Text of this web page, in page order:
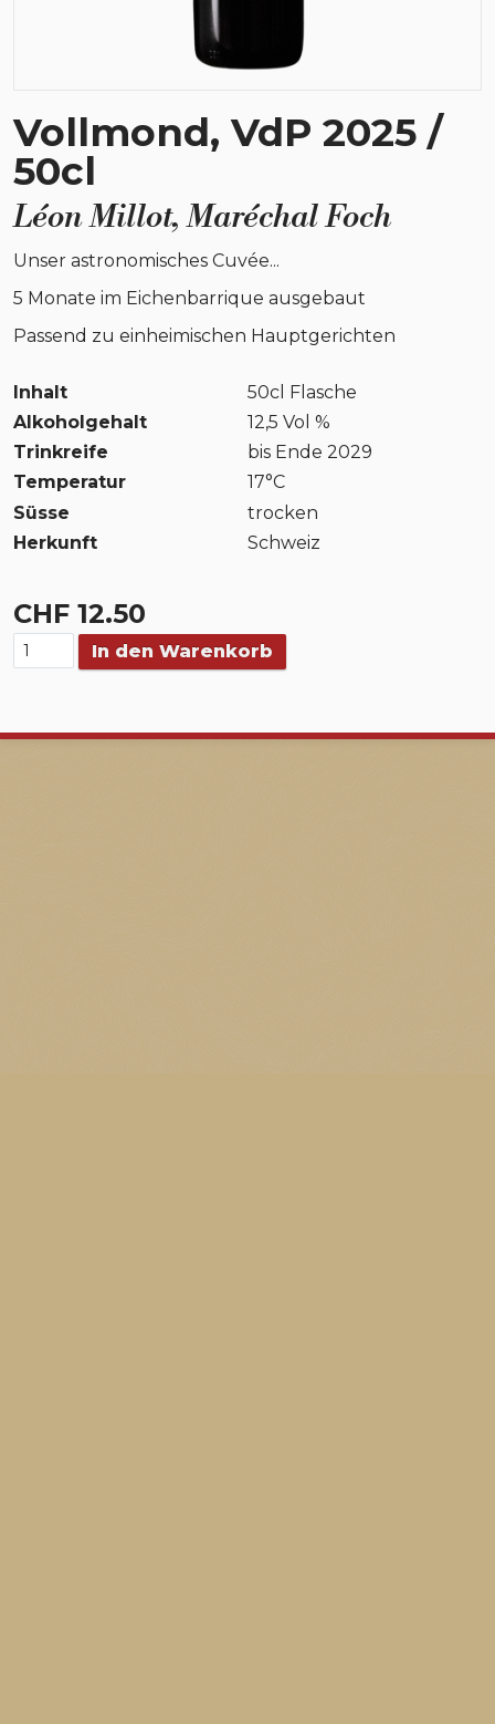
Vollmond, VdP 2025 /
50cl
Léon Millot, Maréchal Foch
Unser astronomisches Cuvée...
5 Monate im Eichenbarrique ausgebaut
Passend zu einheimischen Hauptgerichten
Inhalt
50cl Flasche
Alkoholgehalt
12,5 Vol %
Trinkreife
bis Ende 2029
Temperatur
17°C
Süsse
trocken
Herkunft
Schweiz
CHF 12.50
In den Warenkorb